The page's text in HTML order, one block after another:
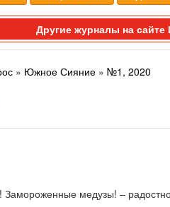
Другие журналы на
» Южное Сияние » №1, 2020
медузы! –